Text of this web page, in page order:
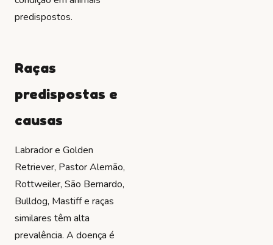
predispostos.
Raças
predispostas e
causas
Labrador e Golden
Retriever, Pastor Alemão,
Rottweiler, São Bernardo,
Bulldog, Mastiff e raças
similares têm alta
prevalência. A doença é